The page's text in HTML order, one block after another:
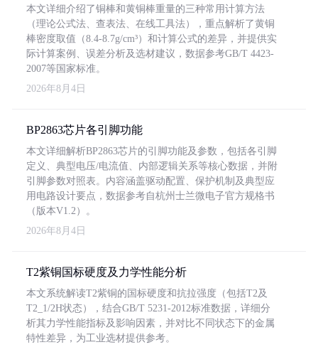
本文详细介绍了铜棒和黄铜棒重量的三种常用计算方法
（理论公式法、查表法、在线工具法），重点解析了黄铜
棒密度取值（8.4-8.7g/cm³）和计算公式的差异，并提供实
际计算案例、误差分析及选材建议，数据参考GB/T 4423-
2007等国家标准。
2026年8月4日
BP2863芯片各引脚功能
本文详细解析BP2863芯片的引脚功能及参数，包括各引脚
定义、典型电压/电流值、内部逻辑关系等核心数据，并附
引脚参数对照表。内容涵盖驱动配置、保护机制及典型应
用电路设计要点，数据参考自杭州士兰微电子官方规格书
（版本V1.2）。
2026年8月4日
T2紫铜国标硬度及力学性能分析
本文系统解读T2紫铜的国标硬度和抗拉强度（包括T2及
T2_1/2H状态），结合GB/T 5231-2012标准数据，详细分
析其力学性能指标及影响因素，并对比不同状态下的金属
特性差异，为工业选材提供参考。